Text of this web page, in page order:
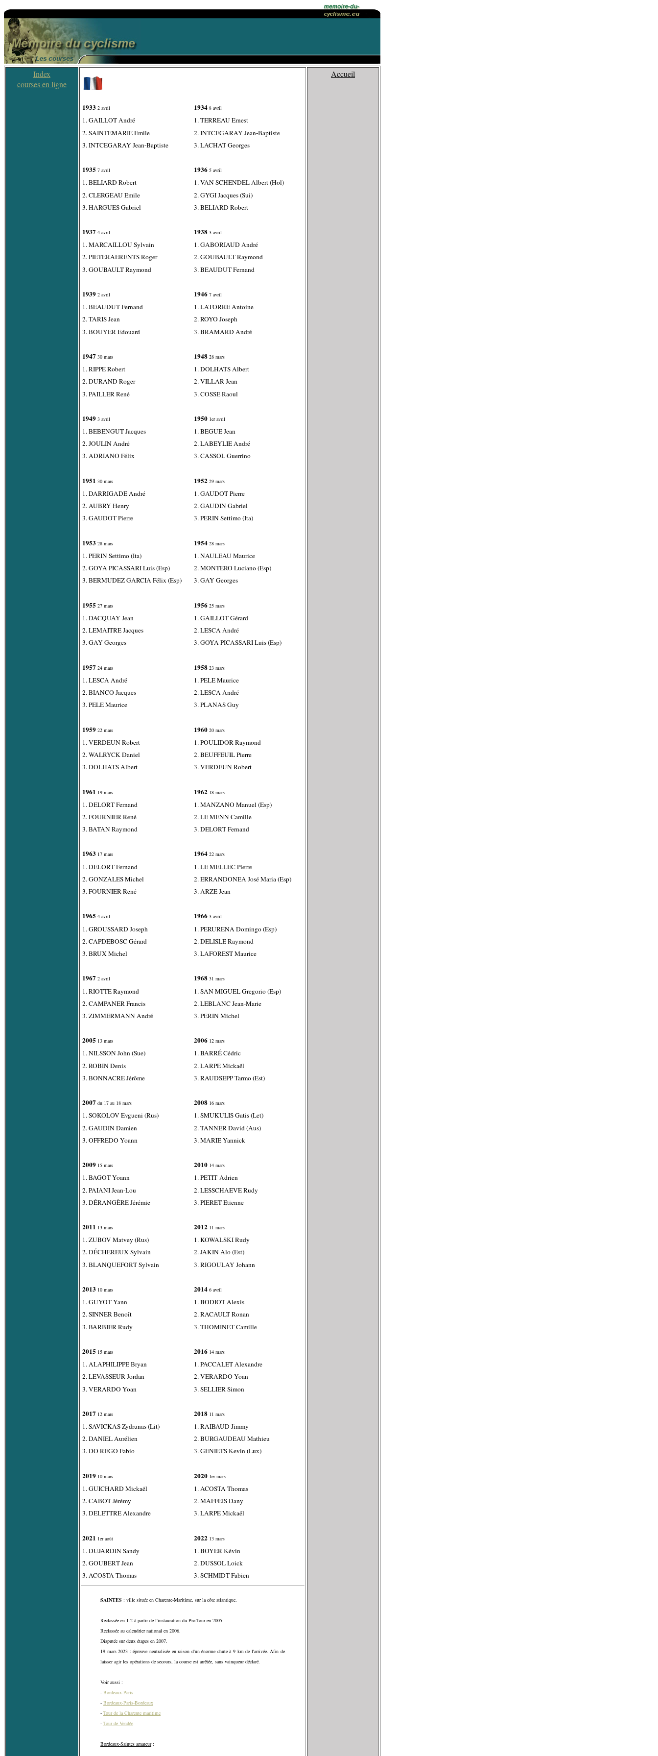
Index
courses en ligne
1933 2 avril
1. GAILLOT André
2. SAINTEMARIE Emile
3. INTCEGARAY Jean-Baptiste
1935 7 avril
1. BELIARD Robert
2. CLERGEAU Emile
3. HARGUES Gabriel
1937 4 avril
1. MARCAILLOU Sylvain
2. PIETERAERENTS Roger
3. GOUBAULT Raymond
1939 2 avril
1. BEAUDUT Fernand
2. TARIS Jean
3. BOUYER Edouard
1947 30 mars
1. RIPPE Robert
2. DURAND Roger
3. PAILLER René
1949 3 avril
1. BEBENGUT Jacques
2. JOULIN André
3. ADRIANO Félix
1951 30 mars
1. DARRIGADE André
2. AUBRY Henry
3. GAUDOT Pierre
1953 28 mars
1. PERIN Settimo (Ita)
2. GOYA PICASSARI Luis (Esp)
3. BERMUDEZ GARCIA Félix (Esp)
1955 27 mars
1. DACQUAY Jean
2. LEMAITRE Jacques
3. GAY Georges
1957 24 mars
1. LESCA André
2. BIANCO Jacques
3. PELE Maurice
1959 22 mars
1. VERDEUN Robert
2. WALRYCK Daniel
3. DOLHATS Albert
1961 19 mars
1. DELORT Fernand
2. FOURNIER René
3. BATAN Raymond
1963 17 mars
1. DELORT Fernand
2. GONZALES Michel
3. FOURNIER René
1965 4 avril
1. GROUSSARD Joseph
2. CAPDEBOSC Gérard
3. BRUX Michel
1967 2 avril
1. RIOTTE Raymond
2. CAMPANER Francis
3. ZIMMERMANN André
2005 13 mars
1. NILSSON John (Sue)
2. ROBIN Denis
3. BONNACRE Jérôme
2007 du 17 au 18 mars
1. SOKOLOV Evgueni (Rus)
2. GAUDIN Damien
3. OFFREDO Yoann
2009 15 mars
1. BAGOT Yoann
2. PAIANI Jean-Lou
3. DÉRANGÈRE Jérémie
2011 13 mars
1. ZUBOV Matvey (Rus)
2. DÉCHEREUX Sylvain
3. BLANQUEFORT Sylvain
2013 10 mars
1. GUYOT Yann
2. SINNER Benoît
3. BARBIER Rudy
2015 15 mars
1. ALAPHILIPPE Bryan
2. LEVASSEUR Jordan
3. VERARDO Yoan
2017 12 mars
1. SAVICKAS Zydrunas (Lit)
2. DANIEL Aurélien
3. DO REGO Fabio
2019 10 mars
1. GUICHARD Mickaël
2. CABOT Jérémy
3. DELETTRE Alexandre
2021 1er août
1. DUJARDIN Sandy
2. GOUBERT Jean
3. ACOSTA Thomas
1934 8 avril
1. TERREAU Ernest
2. INTCEGARAY Jean-Baptiste
3. LACHAT Georges
1936 5 avril
1. VAN SCHENDEL Albert (Hol)
2. GYGI Jacques (Sui)
3. BELIARD Robert
1938 3 avril
1. GABORIAUD André
2. GOUBAULT Raymond
3. BEAUDUT Fernand
1946 7 avril
1. LATORRE Antoine
2. ROYO Joseph
3. BRAMARD André
1948 28 mars
1. DOLHATS Albert
2. VILLAR Jean
3. COSSE Raoul
1950 1er avril
1. BEGUE Jean
2. LABEYLIE André
3. CASSOL Guerrino
1952 29 mars
1. GAUDOT Pierre
2. GAUDIN Gabriel
3. PERIN Settimo (Ita)
1954 28 mars
1. NAULEAU Maurice
2. MONTERO Luciano (Esp)
3. GAY Georges
1956 25 mars
1. GAILLOT Gérard
2. LESCA André
3. GOYA PICASSARI Luis (Esp)
1958 23 mars
1. PELE Maurice
2. LESCA André
3. PLANAS Guy
1960 20 mars
1. POULIDOR Raymond
2. BEUFFEUIL Pierre
3. VERDEUN Robert
1962 18 mars
1. MANZANO Manuel (Esp)
2. LE MENN Camille
3. DELORT Fernand
1964 22 mars
1. LE MELLEC Pierre
2. ERRANDONEA José Maria (Esp)
3. ARZE Jean
1966 3 avril
1. PERURENA Domingo (Esp)
2. DELISLE Raymond
3. LAFOREST Maurice
1968 31 mars
1. SAN MIGUEL Gregorio (Esp)
2. LEBLANC Jean-Marie
3. PERIN Michel
2006 12 mars
1. BARRÉ Cédric
2. LARPE Mickaël
3. RAUDSEPP Tarmo (Est)
2008 16 mars
1. SMUKULIS Gatis (Let)
2. TANNER David (Aus)
3. MARIE Yannick
2010 14 mars
1. PETIT Adrien
2. LESSCHAEVE Rudy
3. PIERET Etienne
2012 11 mars
1. KOWALSKI Rudy
2. JAKIN Alo (Est)
3. RIGOULAY Johann
2014 6 avril
1. BODIOT Alexis
2. RACAULT Ronan
3. THOMINET Camille
2016 14 mars
1. PACCALET Alexandre
2. VERARDO Yoan
3. SELLIER Simon
2018 11 mars
1. RAIBAUD Jimmy
2. BURGAUDEAU Mathieu
3. GENIETS Kevin (Lux)
2020 1er mars
1. ACOSTA Thomas
2. MAFFEIS Dany
3. LARPE Mickaël
2022 13 mars
1. BOYER Kévin
2. DUSSOL Loick
3. SCHMIDT Fabien
SAINTES : ville située en Charente-Maritime, sur la côte atlantique.
Reclassée en 1.2 à partir de l'instauration du Pro-Tour en 2005.
Reclassée au calendrier national en 2006.
Disputée sur deux étapes en 2007.
19 mars 2023 : épreuve neutralisée en raison d'un énorme chute à 9 km de l'arrivée. Afin de
laisser agir les opérations de secours, la course est arrêtée, sans vainqueur déclaré.
Voir aussi :
- Bordeaux-Paris
- Bordeaux-Paris-Bordeaux
- Tour de la Charente maritime
- Tour de Vendée
Bordeaux-Saintes amateur:
Accueil